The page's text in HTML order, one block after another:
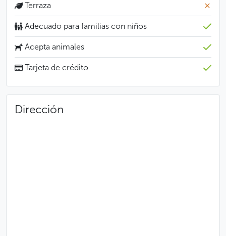
Terraza
Adecuado para familias con niños
Acepta animales
Tarjeta de crédito
Dirección